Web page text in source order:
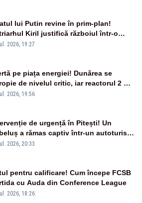
lui Putin revine în prim-plan!
Kiril justifică războiul într-o
carte
2026, 19:27
pe piața energiei! Dunărea se
de nivelul critic, iar reactorul 2 de
ar putea fi oprit
2026, 19:56
de urgență în Pitești! Un
a rămas captiv într-un autoturism
cauza unei defecțiuni
2026, 20:33
pentru calificare! Cum începe FCSB
cu Auda din Conference League
2026, 18:26